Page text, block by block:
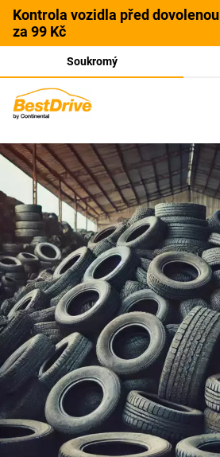
Kontrola vozidla před dovolenou
za 99 Kč
Soukromý